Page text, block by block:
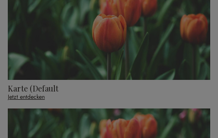
Karte (Default
Jetzt entdecken